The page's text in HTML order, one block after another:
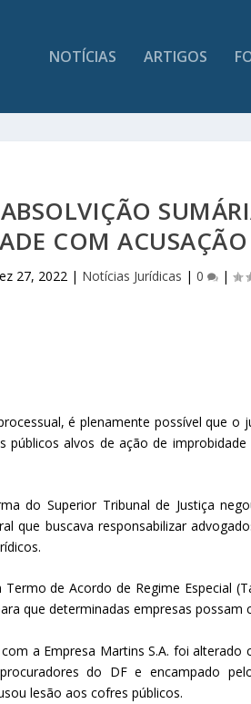
NOTÍCIAS ARTIGOS
COM
27, 2022 | Notícias Jurídicas |0 |
é plenamente possível que o
públicos alvos de ação de
do Superior Tribunal de Justiça
que buscava responsabilizar
de Acordo de Regime Especial
que determinadas empresas possam
a Empresa Martins S.A. foi alterado
do DF e encampado
lesão aos cofres públicos.